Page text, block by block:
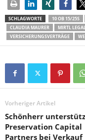
SCHLAGWORTE 10 OB 15/25S
CLAUDIA MAURER
MIRTL
VERSICHERUNGSVERTRÄGE
Vorheriger Artikel
Schönherr
Preservation Capital
Partners bei Verkauf